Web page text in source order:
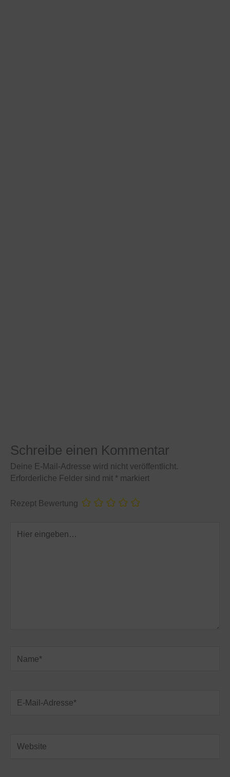
Schreibe einen Kommentar
Deine E-Mail-Adresse wird nicht veröffentlicht.
Erforderliche Felder sind mit * markiert
Rezept Bewertung
eingeben…
Mail-